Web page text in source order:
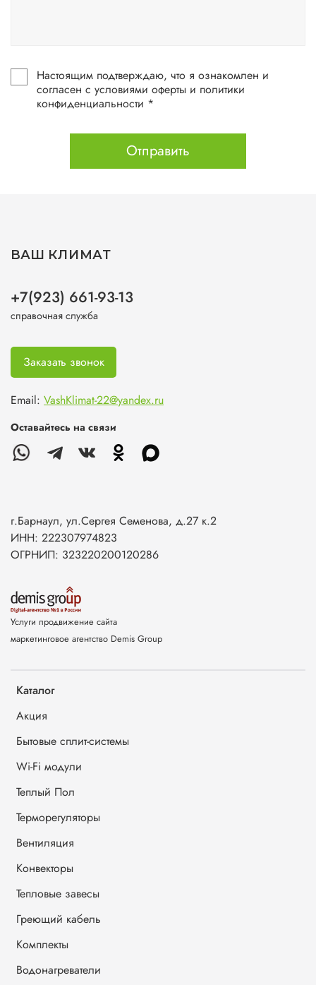
Настоящим подтверждаю, что я ознакомлен и
согласен с условиями оферты и политики
конфиденциальности *
Отправить
Каталог
Акция
Бытовые сплит-системы
Wi-Fi модули
Теплый Пол
Терморегуляторы
Вентиляция
Конвекторы
Тепловые завесы
Греющий кабель
Комплекты
Водонагреватели
ВАШ КЛИМАТ
+7(923) 661-93-13
справочная служба
Заказать звонок
Email: VashKlimat-22@yandex.ru
Оставайтесь на связи
г.Барнаул, ул.Сергея Семенова, д.27 к.2
ИНН: 222307974823
ОГРНИП: 323220200120286
Услуги продвижение сайта
маркетинговое агентство Demis Group